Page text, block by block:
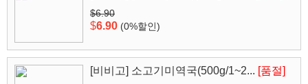
$6.90
$6.90 (0%할인)
[비비고] 소고기미역국(500g/1~2... [품절]